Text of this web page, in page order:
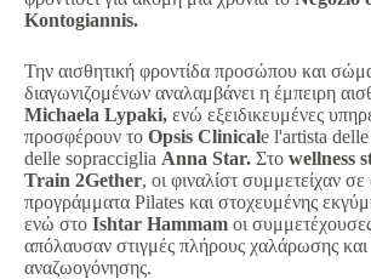
Kontogiannis.
Την αισθητική φροντίδα προσώπου και
διαγωνιζομένων αναλαμβάνει η έμπειρη
Michaela Lypaki, ενώ εξειδικευμένες
προσφέρουν το Opsis Clinicale l'artista
delle sopracciglia Anna Star. Στο wellness
Train 2Gether, οι φιναλίστ συμμετείχαν
προγράμματα Pilates και στοχευμένης
ενώ στο Ishtar Hammam οι
απόλαυσαν στιγμές πλήρους χαλάρωσης και
αναζωογόνησης.